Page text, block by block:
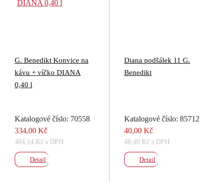
G. Benedikt Konvice na
kávu + víčko DIANA
0,40 l
Katalogové číslo: 70558
334,00 Kč
404,14 Kč s DPH
Detail
Diana podšálek 11 G.
Benedikt
Katalogové číslo: 85712
40,00 Kč
48,40 Kč s DPH
Detail